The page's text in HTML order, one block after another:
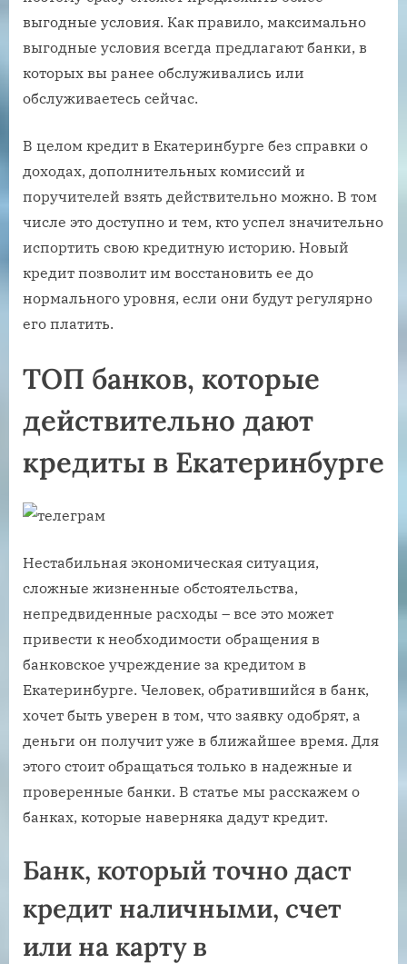
выгодные условия. Как правило, максимально
выгодные условия всегда предлагают банки, в
которых вы ранее обслуживались или
обслуживаетесь сейчас.
В целом кредит в Екатеринбурге без справки о
доходах, дополнительных комиссий и
поручителей взять действительно можно. В том
числе это доступно и тем, кто успел значительно
испортить свою кредитную историю. Новый
кредит позволит им восстановить ее до
нормального уровня, если они будут регулярно
его платить.
ТОП банков, которые
действительно дают
кредиты в Екатеринбурге
Нестабильная экономическая ситуация,
сложные жизненные обстоятельства,
непредвиденные расходы – все это может
привести к необходимости обращения в
банковское учреждение за кредитом в
Екатеринбурге. Человек, обратившийся в банк,
хочет быть уверен в том, что заявку одобрят, а
деньги он получит уже в ближайшее время. Для
этого стоит обращаться только в надежные и
проверенные банки. В статье мы расскажем о
банках, которые наверняка дадут кредит.
Банк, который точно даст
кредит наличными, счет
или на карту в